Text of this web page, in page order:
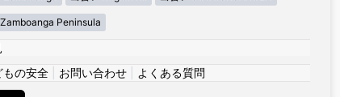
Peninsula
もの安全| お問い合わせ| よくある質問